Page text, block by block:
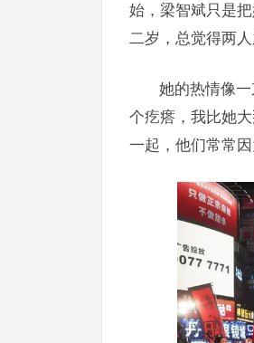
始，梁智斌只是
二岁，总觉得两
她的热情像
个疙瘩，我比她
一起，他们常常因